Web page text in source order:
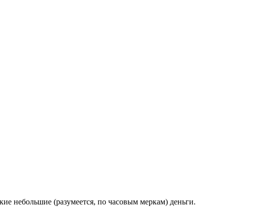
небольшие (разумеется, по часовым меркам) деньги.